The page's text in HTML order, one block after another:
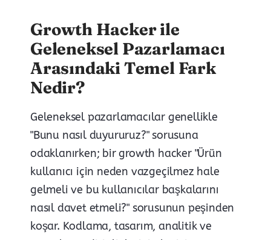
Growth Hacker ile
Geleneksel Pazarlamacı
Arasındaki Temel Fark
Nedir?
Geleneksel pazarlamacılar genellikle
"Bunu nasıl duyururuz?" sorusuna
odaklanırken; bir growth hacker "Ürün
kullanıcı için neden vazgeçilmez hale
gelmeli ve bu kullanıcılar başkalarını
nasıl davet etmeli?" sorusunun peşinden
koşar. Kodlama, tasarım, analitik ve